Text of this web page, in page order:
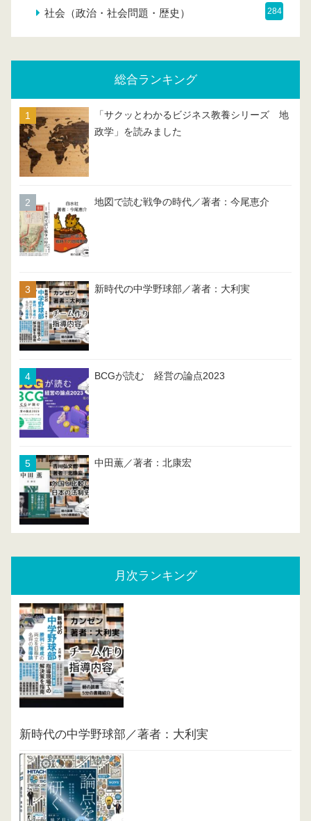
社会（政治・社会問題・歴史） 284
総合ランキング
「サクッとわかるビジネス教養シリーズ 地
政学」を読みました
地図で読む戦争の時代／著者：今尾恵介
新時代の中学野球部／著者：大利実
BCGが読む 経営の論点2023
中田薫／著者：北康宏
月次ランキング
新時代の中学野球部／著者：大利実